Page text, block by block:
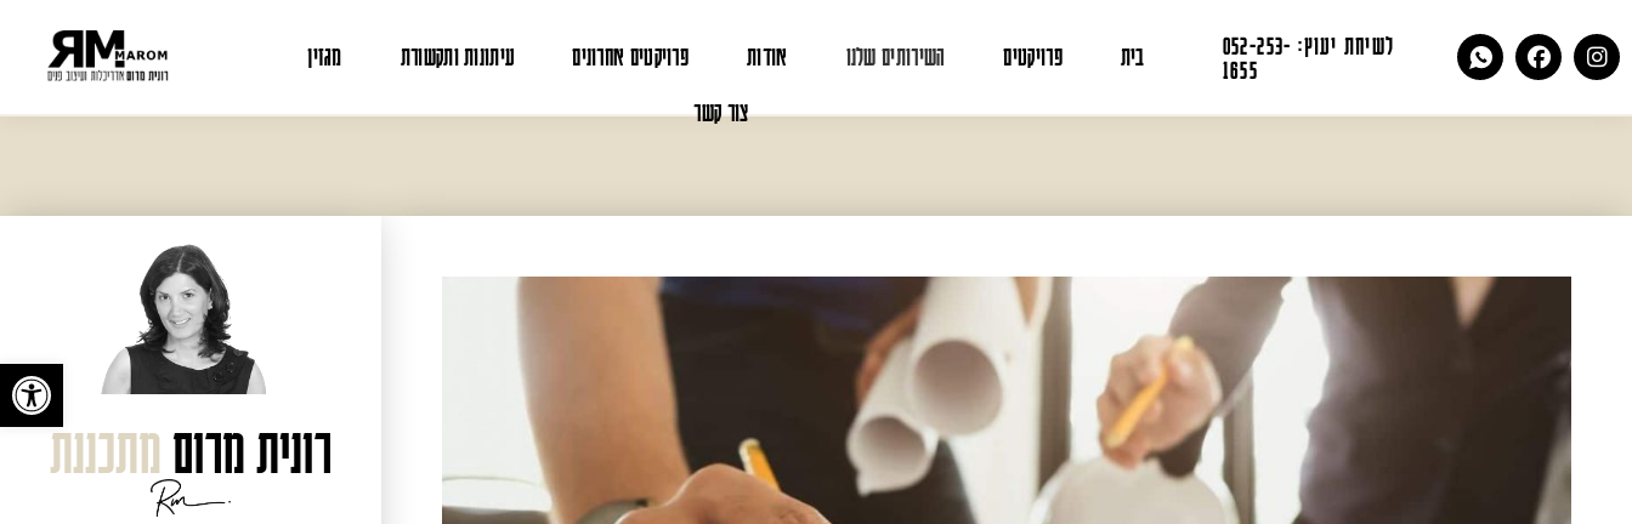
לשיחת יעוץ: 052-253-
1655
בית פרויקטים השירותים שלנו אודות פרויקטים אחרונים עיתונות ותקשורת
מגזין
צור קשר
רונית מרום מתכננת